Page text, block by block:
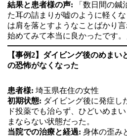
結果と患者様の声: 「数日間の鍼
た耳の詰まりが嘘のように軽く
は肩を落とすようなことばかり
始めてみて本当に良かったです
【事例2】ダイビング後のめま
の恐怖がなくなった
患者様: 埼玉県在住の女性
初期状態: ダイビング後に発症し
ド投薬でも治らず、ひどいめま
まならない状態だった。
当院での治療と経過: 身体の歪み